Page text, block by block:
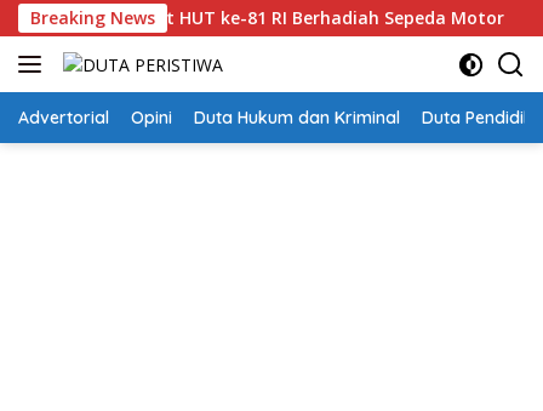
Langsung
ke
konten
Breaking News
Sehat HUT ke-81 RI Berhadiah Sepeda Motor
Advertorial Opini Duta Hukum dan Kriminal Duta